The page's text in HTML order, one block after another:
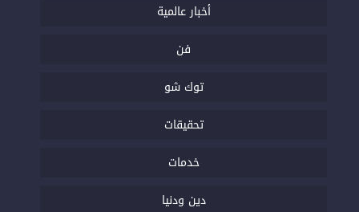
أخبار عالمية
فن
توك شو
تحقيقات
خدمات
دين ودنيا